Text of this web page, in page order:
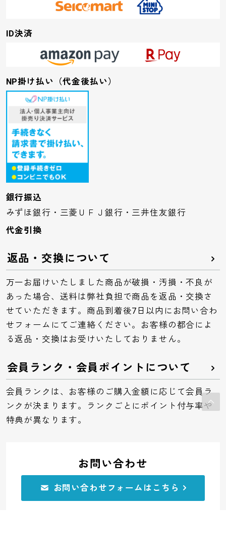
ID決済
NP掛け払い（代金後払い）
銀行振込
みずほ銀行・三菱ＵＦＪ銀行・三井住友銀行
代金引換
返品・交換について
万一お届けいたしました商品が破損・汚損・不良が
あった場合、送料は弊社負担で商品を返品・交換さ
せていただきます。商品到着後7日以内にお問い合わ
せフォームにてご連絡ください。お客様の都合によ
る返品・交換はお受けいたしておりません。
会員ランク・会員ポイントについて
会員ランクは、お客様のご購入金額に応じて会員ラ
ンクが決まります。ランクごとにポイント付与率や
特典が異なります。
お問い合わせ
お問い合わせフォームはこちら